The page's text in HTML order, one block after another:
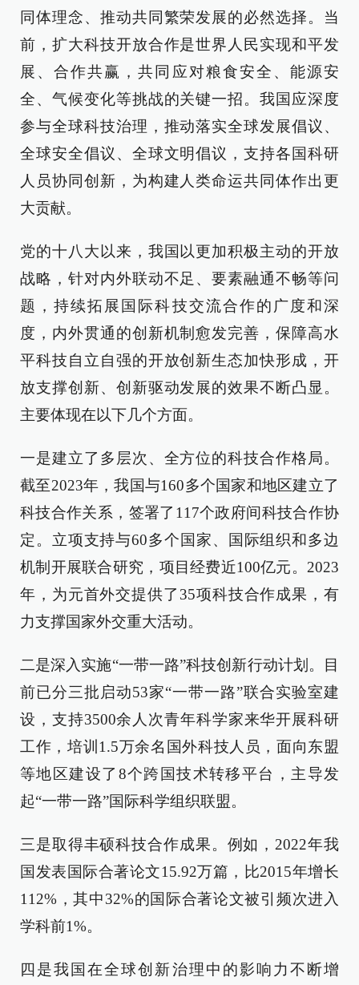
同体理念、推动共同繁荣发展的必然选择。当
前，扩大科技开放合作是世界人民实现和平发
展、合作共赢，共同应对粮食安全、能源安
全、气候变化等挑战的关键一招。我国应深度
参与全球科技治理，推动落实全球发展倡议、
全球安全倡议、全球文明倡议，支持各国科研
人员协同创新，为构建人类命运共同体作出更
大贡献。
党的十八大以来，我国以更加积极主动的开放
战略，针对内外联动不足、要素融通不畅等问
题，持续拓展国际科技交流合作的广度和深
度，内外贯通的创新机制愈发完善，保障高水
平科技自立自强的开放创新生态加快形成，开
放支撑创新、创新驱动发展的效果不断凸显。
主要体现在以下几个方面。
一是建立了多层次、全方位的科技合作格局。
截至2023年，我国与160多个国家和地区建立了
科技合作关系，签署了117个政府间科技合作协
定。立项支持与60多个国家、国际组织和多边
机制开展联合研究，项目经费近100亿元。2023
年，为元首外交提供了35项科技合作成果，有
力支撑国家外交重大活动。
二是深入实施“一带一路”科技创新行动计划。目
前已分三批启动53家“一带一路”联合实验室建
设，支持3500余人次青年科学家来华开展科研
工作，培训1.5万余名国外科技人员，面向东盟
等地区建设了8个跨国技术转移平台，主导发
起“一带一路”国际科学组织联盟。
三是取得丰硕科技合作成果。例如，2022年我
国发表国际合著论文15.92万篇，比2015年增长
112%，其中32%的国际合著论文被引频次进入
学科前1%。
四是我国在全球创新治理中的影响力不断增